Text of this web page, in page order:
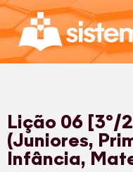
Lição 06 [3º/
(Juniores,
Infância,